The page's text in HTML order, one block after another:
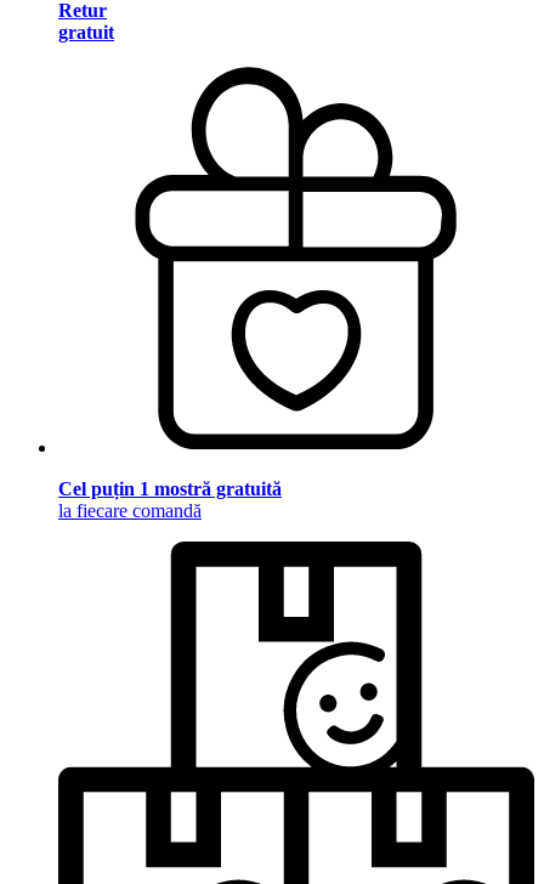
Retur
gratuit
Cel puțin 1 mostră gratuită
la fiecare comandă